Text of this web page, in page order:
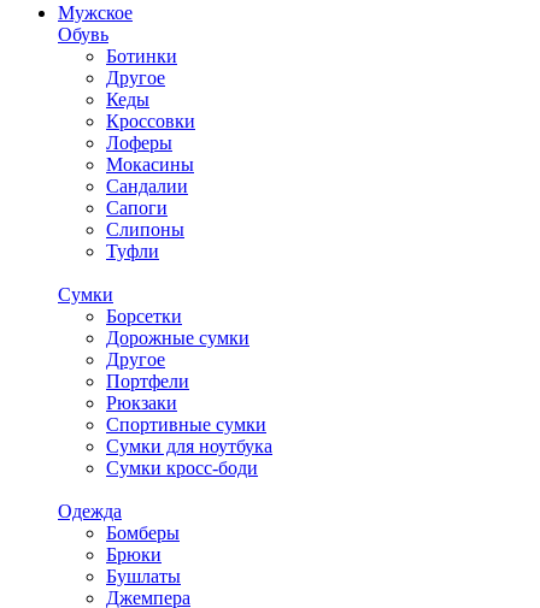
Мужское
Обувь
Ботинки
Другое
Кеды
Кроссовки
Лоферы
Мокасины
Сандалии
Сапоги
Слипоны
Туфли
Сумки
Борсетки
Дорожные сумки
Другое
Портфели
Рюкзаки
Спортивные сумки
Сумки для ноутбука
Сумки кросс-боди
Одежда
Бомберы
Брюки
Бушлаты
Джемпера